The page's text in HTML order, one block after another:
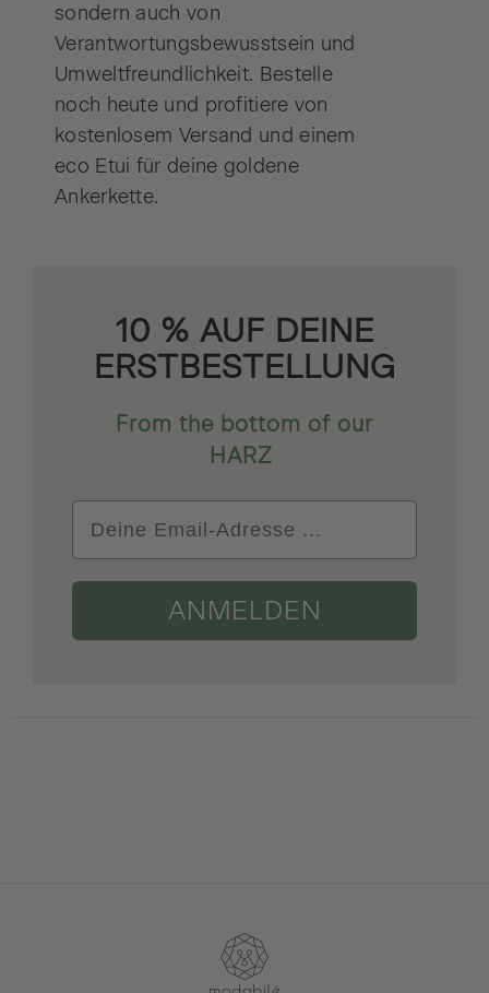
sondern auch von
Verantwortungsbewusstsein und
Umweltfreundlichkeit. Bestelle
noch heute und profitiere von
kostenlosem Versand und einem
eco Etui für deine goldene
Ankerkette.
10 % AUF DEINE
ERSTBESTELLUNG
From the bottom of our
HARZ
ANMELDEN